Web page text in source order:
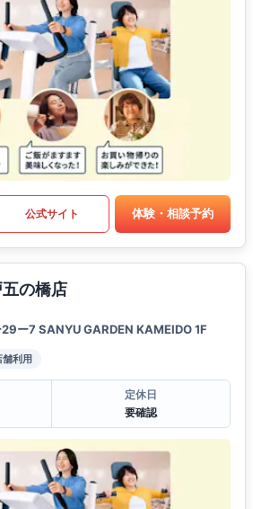
公式サイト 体験・相談予約
の橋店
ー7 SANYU GARDEN KAMEIDO 1F
利用
定休日
要確認